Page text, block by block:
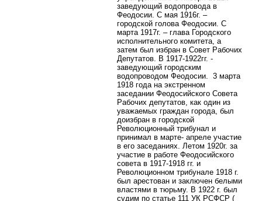
заведующий водопровода в
Феодосии. С мая 1916г. –
городской голова Феодосии. С
марта 1917г. – глава Городского
исполнительного комитета, а
затем был избран в Совет Рабочих
Депутатов. В 1917-1922гг. -
заведующий городским
водопроводом Феодосии.
3 марта
1918 года на экстренном
заседании Феодосийского Совета
Рабочих депутатов, как один из
уважаемых граждан города, был
доизбран в городской
Революционный трибунал и
принимал в марте- апреле участие
в его заседаниях. Летом 1920г. за
участие в работе Феодосийского
совета в 1917-1918 гг. и
Революционном трибунале 1918 г.
был арестован и заключен белыми
властями в тюрьму. В 1922 г. был
судим по статье 111 УК РСФСР (